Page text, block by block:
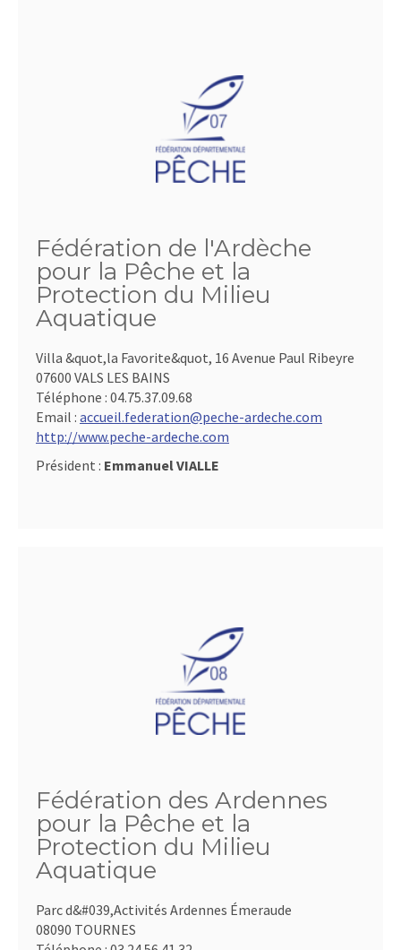
Fédération de l'Ardèche
pour la Pêche et la
Protection du Milieu
Aquatique
Villa &quot,la Favorite&quot, 16 Avenue Paul Ribeyre
07600 VALS LES BAINS
Téléphone : 04.75.37.09.68
Email : accueil.federation@peche-ardeche.com
http://www.peche-ardeche.com
Président : Emmanuel VIALLE
Fédération des Ardennes
pour la Pêche et la
Protection du Milieu
Aquatique
Parc d&#039,Activités Ardennes Émeraude
08090 TOURNES